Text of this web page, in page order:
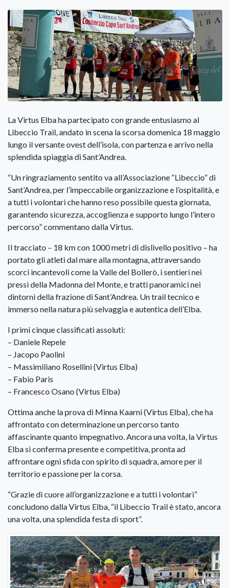
La Virtus Elba ha partecipato con grande entusiasmo al
Libeccio Trail, andato in scena la scorsa domenica 18 maggio
lungo il versante ovest dell’isola, con partenza e arrivo nella
splendida spiaggia di Sant’Andrea.
“Un ringraziamento sentito va all’Associazione “Libeccio” di
Sant’Andrea, per l’impeccabile organizzazione e l’ospitalità, e
a tutti i volontari che hanno reso possibile questa giornata,
garantendo sicurezza, accoglienza e supporto lungo l’intero
percorso” commentano dalla Virtus.
Il tracciato – 18 km con 1000 metri di dislivello positivo – ha
portato gli atleti dal mare alla montagna, attraversando
scorci incantevoli come la Valle del Bollerò, i sentieri nei
pressi della Madonna del Monte, e tratti panoramici nei
dintorni della frazione di Sant’Andrea. Un trail tecnico e
immerso nella natura più selvaggia e autentica dell’Elba.
I primi cinque classificati assoluti:
– Daniele Repele
– Jacopo Paolini
– Massimiliano Rosellini (Virtus Elba)
– Fabio Paris
– Francesco Osano (Virtus Elba)
Ottima anche la prova di Minna Kaarni (Virtus Elba), che ha
affrontato con determinazione un percorso tanto
affascinante quanto impegnativo. Ancora una volta, la Virtus
Elba si conferma presente e competitiva, pronta ad
affrontare ogni sfida con spirito di squadra, amore per il
territorio e passione per la corsa.
“Grazie di cuore all’organizzazione e a tutti i volontari”
concludono dalla Virtus Elba, “il Libeccio Trail è stato, ancora
una volta, una splendida festa di sport”.